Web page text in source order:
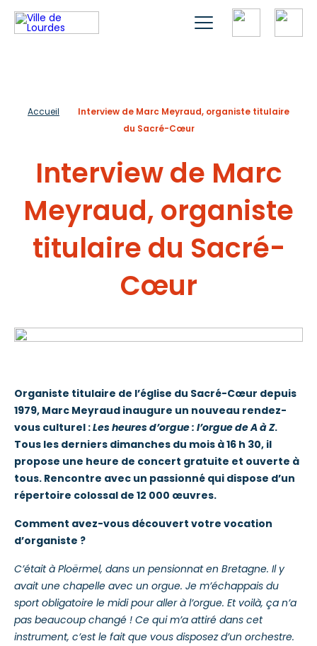
Accueil
Interview de Marc Meyraud, organiste titulaire
du Sacré-Cœur
Interview de Marc
Meyraud, organiste
titulaire du Sacré-
Cœur
Organiste titulaire de l’église du Sacré-Cœur depuis
1979, Marc Meyraud inaugure un nouveau rendez-
vous culturel :Les heures d’orgue : l’orgue de A à Z.
Tous les derniers dimanches du mois à 16 h 30, il
propose une heure de concert gratuite et ouverte à
tous. Rencontre avec un passionné qui dispose d’un
répertoire colossal de 12 000 œuvres.
Comment avez-vous découvert votre vocation
d’organiste ?
C’était à Ploërmel, dans un pensionnat en Bretagne. Il y
avait une chapelle avec un orgue. Je m’échappais du
sport obligatoire le midi pour aller à l’orgue. Et voilà, ça n’a
pas beaucoup changé ! Ce qui m’a attiré dans cet
instrument, c’est le fait que vous disposez d’un orchestre.